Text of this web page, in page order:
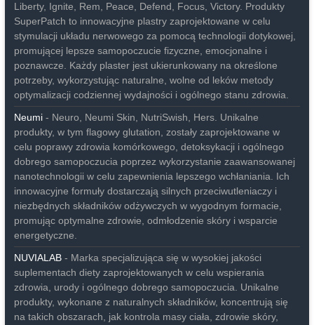
Liberty, Ignite, Rem, Peace, Defend, Focus, Victory. Produkty
SuperPatch to innowacyjne plastry zaprojektowane w celu
stymulacji układu nerwowego za pomocą technologii dotykowej,
promującej lepsze samopoczucie fizyczne, emocjonalne i
poznawcze. Każdy plaster jest ukierunkowany na określone
potrzeby, wykorzystując naturalne, wolne od leków metody
optymalizacji codziennej wydajności i ogólnego stanu zdrowia.
Neumi- Neuro, Neumi Skin, NutriSwish, Hers. Unikalne
produkty, w tym flagowy glutation, zostały zaprojektowane w
celu poprawy zdrowia komórkowego, detoksykacji i ogólnego
dobrego samopoczucia poprzez wykorzystanie zaawansowanej
nanotechnologii w celu zapewnienia lepszego wchłaniania. Ich
innowacyjne formuły dostarczają silnych przeciwutleniaczy i
niezbędnych składników odżywczych w wygodnym formacie,
promując optymalne zdrowie, odmłodzenie skóry i wsparcie
energetyczne.
NUVIALAB- Marka specjalizująca się w wysokiej jakości
suplementach diety zaprojektowanych w celu wspierania
zdrowia, urody i ogólnego dobrego samopoczucia. Unikalne
produkty, wykonane z naturalnych składników, koncentrują się
na takich obszarach, jak kontrola masy ciała, zdrowie skóry,